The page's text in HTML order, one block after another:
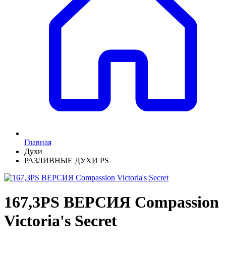
Главная
Духи
РАЗЛИВНЫЕ ДУХИ PS
167,3PS ВЕРСИЯ Compassion
Victoria's Secret